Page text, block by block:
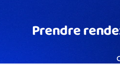
Prendre